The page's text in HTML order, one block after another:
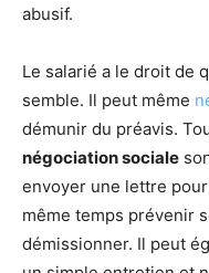
abusif.
Le salarié a le droit de
semble. Il peut même
démunir du préavis.
négociation sociale
envoyer une lettre
même temps prévenir
démissionner. Il peut